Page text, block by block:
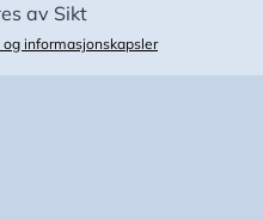
av Sikt
og informasjonskapsler